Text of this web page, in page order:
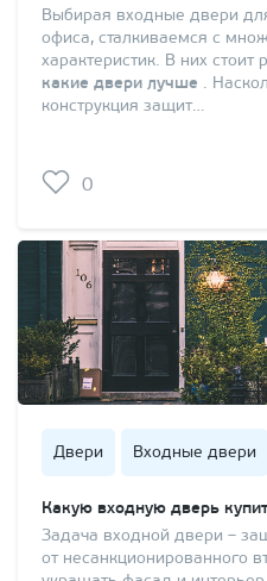
Выбирая входные двери
офиса, сталкиваемся с
характеристик. В них стоит
какие двери лучше .
конструкция защит…
0
Двери Входные двери
Какую входную дверь
Задача входной двери –
от несанкционированного